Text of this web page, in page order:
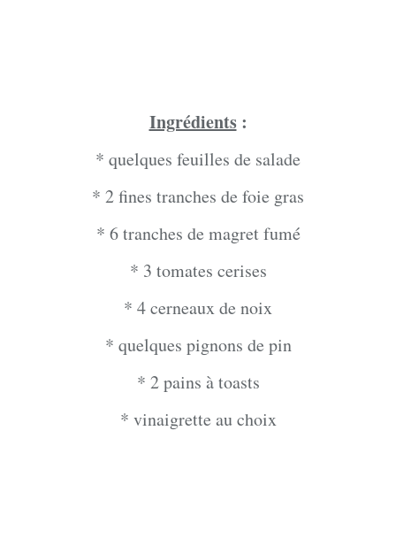
Ingrédients:
* quelques feuilles de salade
* 2 fines tranches de foie gras
* 6 tranches de magret fumé
* 3 tomates cerises
* 4 cerneaux de noix
* quelques pignons de pin
* 2 pains à toasts
* vinaigrette au choix